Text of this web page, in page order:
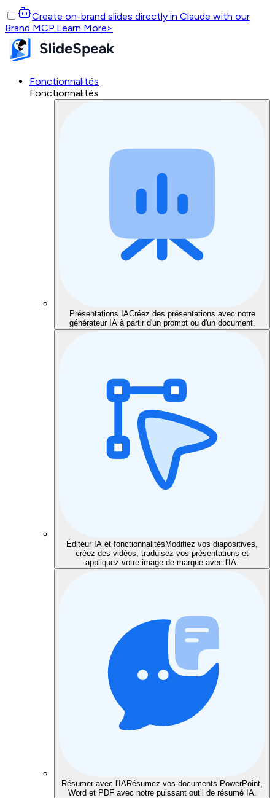
Create on-brand slides directly in Claude with our
Brand MCP.Learn More>
Fonctionnalités
Fonctionnalités
Présentations IACréez des présentations avec notre
générateur IA à partir d'un prompt ou d'un document.
Éditeur IA et fonctionnalités Modifiez vos diapositives,
créez des vidéos, traduisez vos présentations et
appliquez votre image de marque avec l'IA.
Résumer avec l'IARésumez vos documents PowerPoint,
Word et PDF avec notre puissant outil de résumé IA.